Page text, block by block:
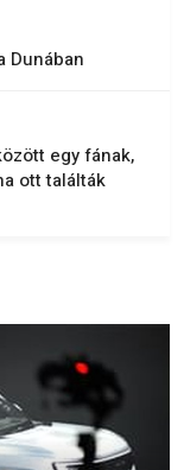
Dunában
egy fának,
ott találták